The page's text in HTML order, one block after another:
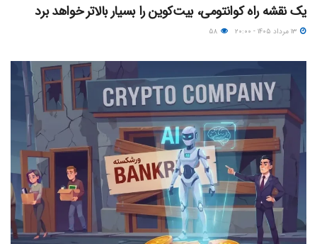
یک نقشه راه کوانتومی، بیت‌کوین را بسیار بالاتر خواهد برد